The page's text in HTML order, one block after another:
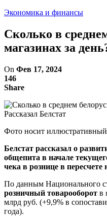
Экономика и финансы
Сколько в
магазинах за
On Фев 17, 2024
146
Share
Фото носит иллюстративный
Белстат рассказал о
общепита в начале
чека в рознице в пересчете
По данным Национального
розничный товарооборот в
млрд руб. (+9,9% в
года).